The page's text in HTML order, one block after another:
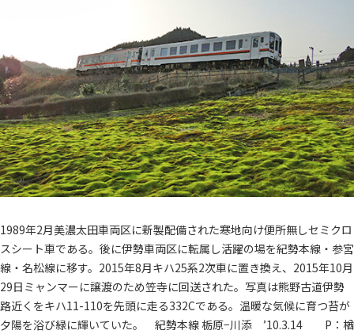
1989年2月美濃太田車両区に新製配備された寒地向け便所無しセミクロ
スシート車である。後に伊勢車両区に転属し活躍の場を紀勢本線・参宮
線・名松線に移す。2015年8月キハ25系2次車に置き換え、2015年10月
29日ミャンマーに譲渡のため笠寺に回送された。写真は熊野古道伊勢
路近くをキハ11-110を先頭に走る332Cである。温暖な気候に育つ苔が
夕陽を浴び緑に輝いていた。 紀勢本線 栃原−川添 ’10.3.14 P：楢